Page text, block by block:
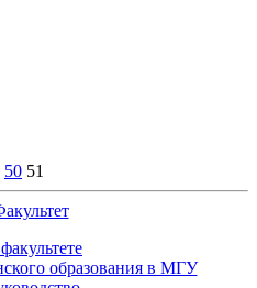
50 51
образования в МГУ